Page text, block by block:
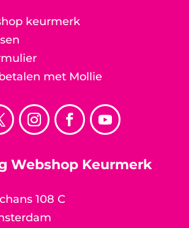
keurmerk
met Mollie
Webshop Keurmerk
108 C